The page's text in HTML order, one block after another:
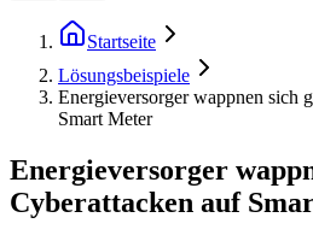
Startseite
Lösungsbeispiele
Energieversorger wappnen sich
Smart Meter
Energieversorger
Cyberattacken auf